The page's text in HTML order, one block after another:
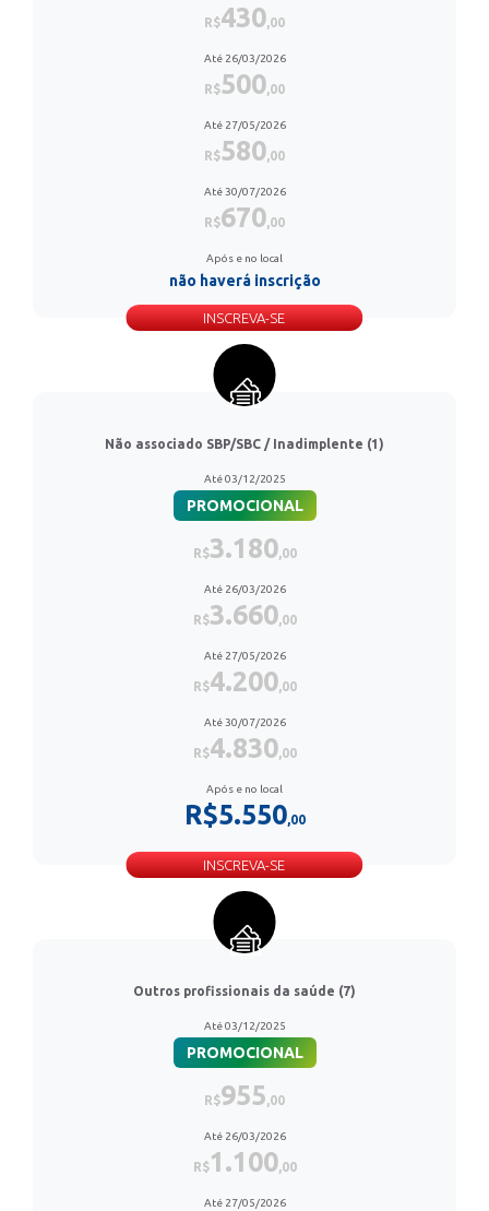
R$430,00
Até 26/03/2026
R$500,00
Até 27/05/2026
R$580,00
Até 30/07/2026
R$670,00
Após e no local
não haverá inscrição
INSCREVA-SE
Não associado SBP/SBC / Inadimplente (1)
Até 03/12/2025
PROMOCIONAL
R$3.180,00
Até 26/03/2026
R$3.660,00
Até 27/05/2026
R$4.200,00
Até 30/07/2026
R$4.830,00
Após e no local
R$5.550,00
INSCREVA-SE
Outros profissionais da saúde (7)
Até 03/12/2025
PROMOCIONAL
R$955,00
Até 26/03/2026
R$1.100,00
Até 27/05/2026